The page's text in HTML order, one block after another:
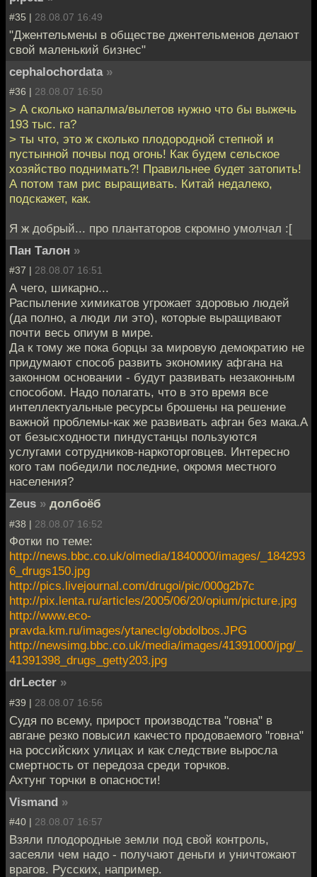
#35 | 28.08.07 16:49
"Джентельмены в обществе джентельменов делают
свой маленький бизнес"
cephalochordata »
#36 | 28.08.07 16:50
> А сколько напалма/вылетов нужно что бы выжечь
193 тыс. га?
> ты что, это ж сколько плодородной степной и
пустынной почвы под огонь! Как будем сельское
хозяйство поднимать?! Правильнее будет затопить!
А потом там рис выращивать. Китай недалеко,
подскажет, как.
Я ж добрый... про плантаторов скромно умолчал :[
Пан Талон »
#37 | 28.08.07 16:51
А чего, шикарно...
Распыление химикатов угрожает здоровью людей
(да полно, а люди ли это), которые выращивают
почти весь опиум в мире.
Да к тому же пока борцы за мировую демократию не
придумают способ развить экономику афгана на
законном основании - будут развивать незаконным
способом. Надо полагать, что в это время все
интеллектуальные ресурсы брошены на решение
важной проблемы-как же развивать афган без мака.А
от безысходности пиндустанцы пользуются
услугами сотрудников-наркоторговцев. Интересно
кого там победили последние, окромя местного
населения?
Zeus » долбоёб
#38 | 28.08.07 16:52
Фотки по теме:
http://news.bbc.co.uk/olmedia/1840000/images/_184293
6_drugs150.jpg
http://pics.livejournal.com/drugoi/pic/000g2b7c
http://pix.lenta.ru/articles/2005/06/20/opium/picture.jpg
http://www.eco-
pravda.km.ru/images/ytaneclg/obdolbos.JPG
http://newsimg.bbc.co.uk/media/images/41391000/jpg/_
41391398_drugs_getty203.jpg
drLecter »
#39 | 28.08.07 16:56
Судя по всему, прирост производства "говна" в
авгане резко повысил какчесто продоваемого "говна"
на российских улицах и как следствие выросла
смертность от передоза среди торчков.
Ахтунг торчки в опасности!
Vismand »
#40 | 28.08.07 16:57
Взяли плодородные земли под свой контроль,
засеяли чем надо - получают деньги и уничтожают
врагов. Русских, например.